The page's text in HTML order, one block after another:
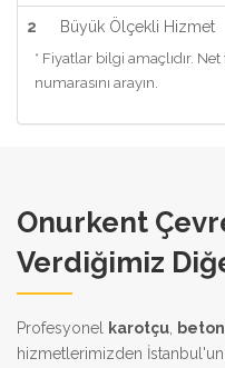
2 Büyük Ölçekli Hizmet
* Fiyatlar bilgi amaçlıdır.
numarasını arayın.
Onurkent
Verdiğimiz
Profesyonel karotçu
hizmetlerimizden